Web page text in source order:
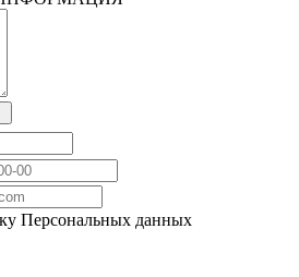
Персональных данных